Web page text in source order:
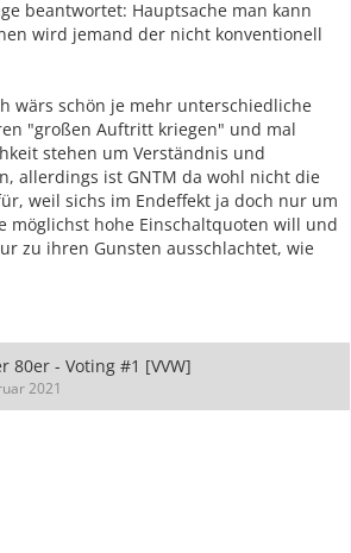
beantwortet: Hauptsache man kann
wird jemand der nicht konventionell
wärs schön je mehr unterschiedliche
"großen Auftritt kriegen" und mal
stehen um Verständnis und
allerdings ist GNTM da wohl nicht die
weil sichs im Endeffekt ja doch nur um
möglichst hohe Einschaltquoten will und
zu ihren Gunsten ausschlachtet, wie
80er - Voting #1 [VVW]
2021